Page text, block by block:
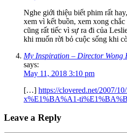
Nghe giới thiệu biết phim rất
xem vì kết buồn, xem xong
cũng rất tiếc vì sự ra đi của
khi muốn rời bỏ cuộc sống khi
My Inspiration – Director Wong
says:
May 11, 2018 3:10 pm
[…] https://clovered.net/2007/
x%E1%BA%A1-
Leave a Reply